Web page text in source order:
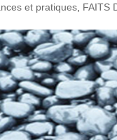
et pratiques FAITS